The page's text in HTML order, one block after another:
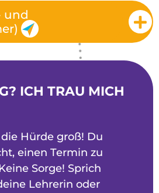
und
ICH TRAU MICH
Hürde groß! Du
einen Termin zu
Sorge! Sprich
Lehrerin oder